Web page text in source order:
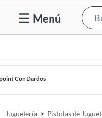
Menú
Con Dardos
Juguetería Pistolas de